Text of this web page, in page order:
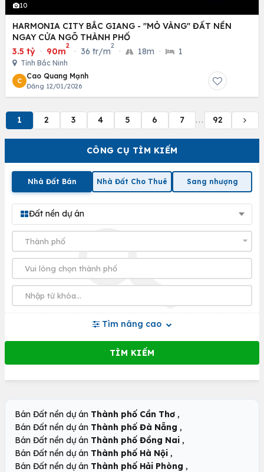
CÔNG CỤ TÌM KIẾM
Nhà Đất Bán Nhà Đất Cho Thuê Sang nhượng
Đất nền dự án
Tìm nâng cao
10
HARMONIA CITY BẮC GIANG - "MỎ VÀNG" ĐẤT NỀN
NGAY CỬA NGÕ THÀNH PHỐ
3.5 tỷ · 90m
2
· 36 tr/m
2
· 18m · 1
Tỉnh Bắc Ninh
C
Cao Quang Mạnh
Đăng 12/01/2026
1 2 3 4 5 6 7 ... 92
Bán Đất nền dự án Thành phố Cần Thơ ,
Bán Đất nền dự án Thành phố Đà Nẵng ,
Bán Đất nền dự án Thành phố Đồng Nai ,
Bán Đất nền dự án Thành phố Hà Nội ,
Bán Đất nền dự án Thành phố Hải Phòng ,